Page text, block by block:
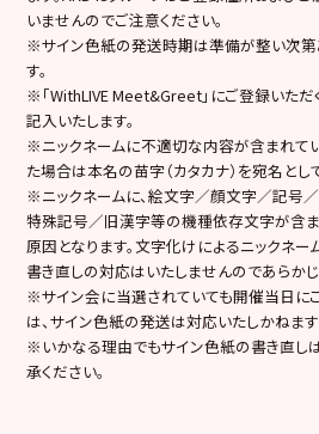
いませんのでご注意ください。
※サイン色紙の発送時期は準備が整い次第
す。
※「WithLIVE Meet&Greet」にご登録いただ
記入いたします。
※ニックネームに不適切な内容が含まれて
た場合は本名の苗字（カタカナ）を宛名とし
※ニックネームに、絵文字／顔文字／記号／
特殊記号／旧漢字等の機種依存文字が含
原因となります。文字化けによるニックネー
書き直しの対応はいたしませんのであらかじ
※サイン会に当選されていても開催当日に
は、サイン色紙の発送は対応いたしかねます
※いかなる理由でもサイン色紙の書き直し
承ください。